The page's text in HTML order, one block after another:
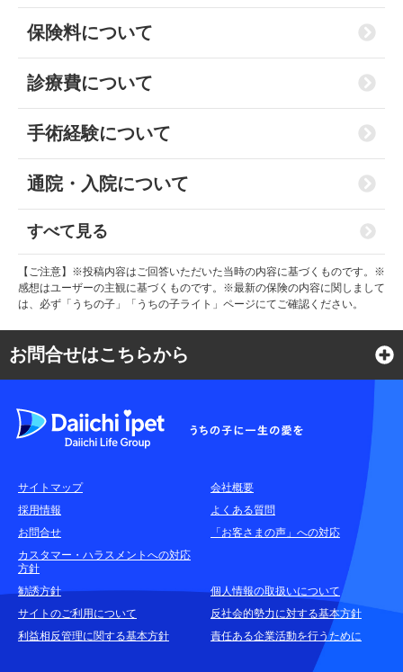
保険料について
診療費について
手術経験について
通院・入院について
すべて見る
【ご注意】※投稿内容はご回答いただいた当時の内容に基づくものです。※
感想はユーザーの主観に基づくものです。※最新の保険の内容に関しまして
は、必ず「うちの子」「うちの子ライト」ページにてご確認ください。
お問合せはこちらから
各種お問合せ窓口
耳や言葉の不自由なお客さまのお問合せ窓口
お申込みをご検討中のお客さま
(商品に関するお問合せ・資料請求)
資料請求はこちら
サイトマップ
会社概要
採用情報
よくある質問
お問合せ
「お客さまの声」への対応
カスタマー・ハラスメントへの対応
方針
勧誘方針
個人情報の取扱いについて
サイトのご利用について
反社会的勢力に対する基本方針
利益相反管理に関する基本方針
責任ある企業活動を行うために